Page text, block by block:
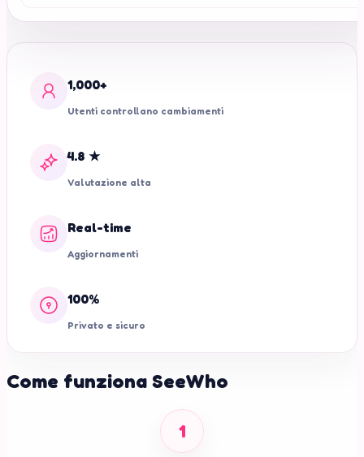
1,000+
Utenti controllano cambiamenti
4.8 ★
Valutazione alta
Real-time
Aggiornamenti
100%
Privato e sicuro
Come funziona SeeWho
1